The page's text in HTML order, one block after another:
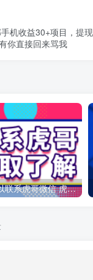
机收益30+项目，提
你直接回来骂我
想做项目可以联系虎哥微信 虎哥一对一解答并且远程视频教学